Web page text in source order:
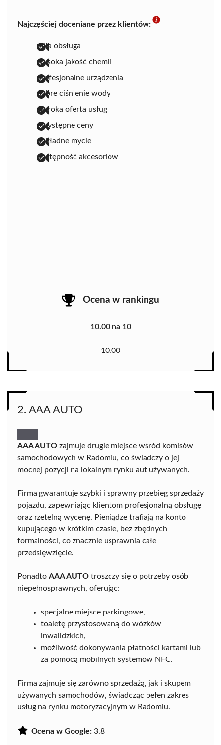
Najczęściej doceniane przez klientów:
miła obsługa
wysoka jakość chemii
profesjonalne urządzenia
dobre ciśnienie wody
szeroka oferta usług
przystępne ceny
dokładne mycie
dostępność akcesoriów
Ocena w rankingu
10.00 na 10
10.00
2. AAA AUTO
AAA AUTO zajmuje drugie miejsce wśród komisów
samochodowych w Radomiu, co świadczy o jej
mocnej pozycji na lokalnym rynku aut używanych.
Firma gwarantuje szybki i sprawny przebieg sprzedaży
pojazdu, zapewniając klientom profesjonalną obsługę
oraz rzetelną wycenę. Pieniądze trafiają na konto
kupującego w krótkim czasie, bez zbędnych
formalności, co znacznie usprawnia całe
przedsięwzięcie.
Ponadto AAA AUTO troszczy się o potrzeby osób
niepełnosprawnych, oferując:
specjalne miejsce parkingowe,
toaletę przystosowaną do wózków
inwalidzkich,
możliwość dokonywania płatności kartami lub
za pomocą mobilnych systemów NFC.
Firma zajmuje się zarówno sprzedażą, jak i skupem
używanych samochodów, świadcząc pełen zakres
usług na rynku motoryzacyjnym w Radomiu.
Ocena w Google: 3.8